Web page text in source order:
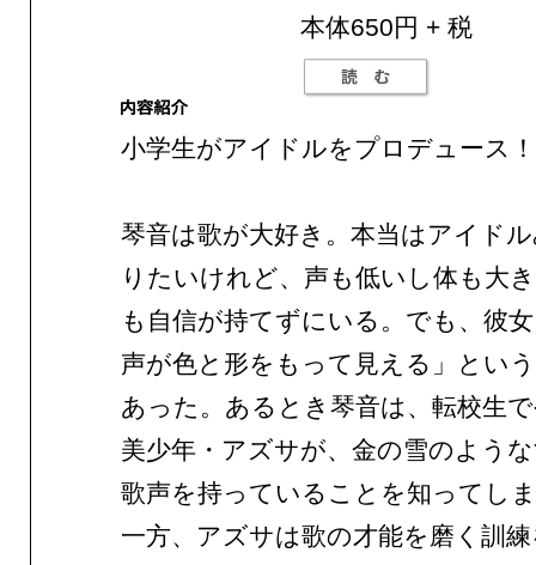
本体650円 + 税
小学生がアイドルをプロデュース
琴音は歌が大好き。本当はアイド
りたいけれど、声も低いし体も大
も自信が持てずにいる。でも、彼
声が色と形をもって見える」とい
あった。あるとき琴音は、転校生
美少年・アズサが、金の雪のよう
歌声を持っていることを知ってし
一方、アズサは歌の才能を磨く訓